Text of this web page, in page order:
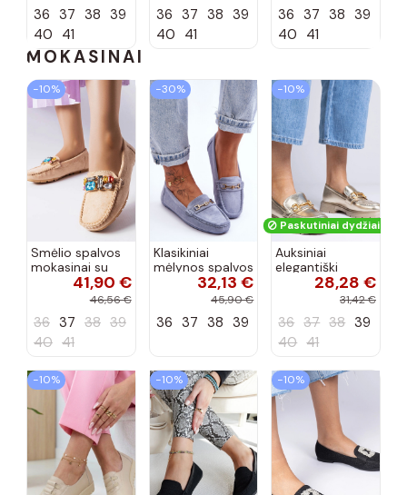
36 37 38 39
40 41
36 37 38 39
40 41
36 37 38 39
40 41
MOKASINAI
−10%
Smėlio spalvos
mokasinai su
odiniu vidpadžiu
41,90 €
46,56 €
36 37 38 39
40 41
−30%
Klasikiniai
mėlynos spalvos
moteriški
Corinell
32,13 €
45,90 €
36 37 38 39
−10%
Paskutiniai dydžiai!
Auksiniai
elegantiški
mokasininiai
elementais
Letty
28,28 €
31,42 €
36 37 38 39
40 41
−10% −10% −10%